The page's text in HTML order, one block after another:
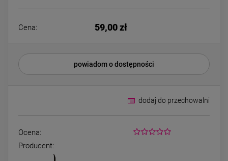
Cena: 59,00 zł
powiadom o dostępności
dodaj do przechowalni
Ocena:
Producent: